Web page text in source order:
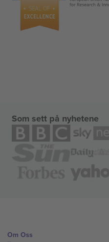
Som sett på nyhetene
Om Oss